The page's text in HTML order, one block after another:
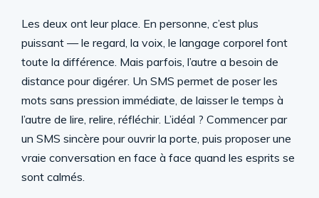
Les deux ont leur place. En personne, c’est plus
puissant — le regard, la voix, le langage corporel font
toute la différence. Mais parfois, l’autre a besoin de
distance pour digérer. Un SMS permet de poser les
mots sans pression immédiate, de laisser le temps à
l’autre de lire, relire, réfléchir. L’idéal ? Commencer par
un SMS sincère pour ouvrir la porte, puis proposer une
vraie conversation en face à face quand les esprits se
sont calmés.